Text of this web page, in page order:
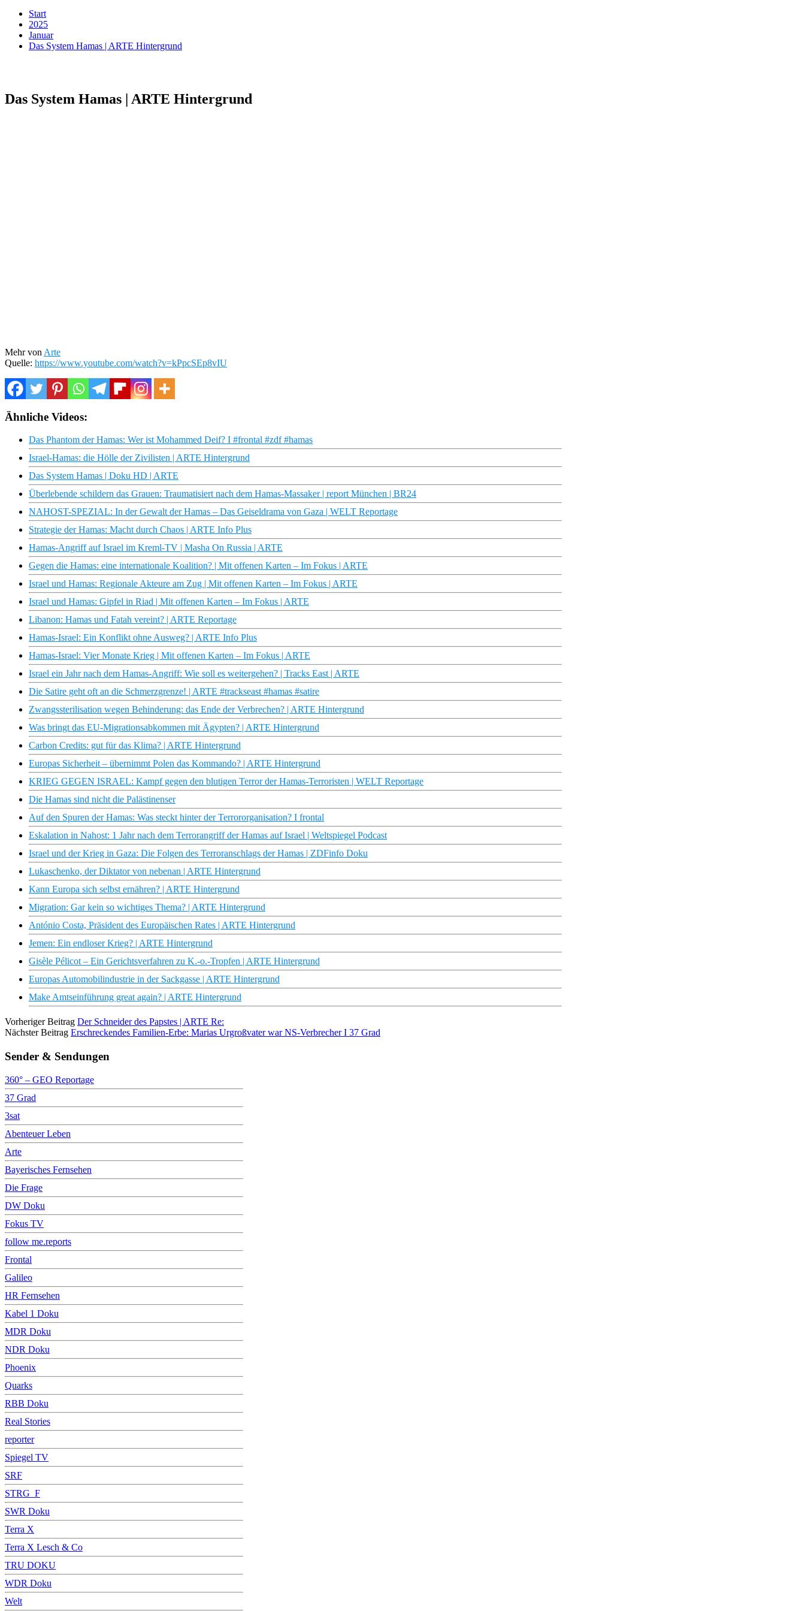
Start
2025
Januar
Das System Hamas | ARTE Hintergrund
Das System Hamas | ARTE Hintergrund
Mehr von Arte
Quelle: https://www.youtube.com/watch?v=kPpcSEp8vIU
Ähnliche Videos:
Das Phantom der Hamas: Wer ist Mohammed Deif? I #frontal #zdf #hamas
Israel-Hamas: die Hölle der Zivilisten | ARTE Hintergrund
Das System Hamas | Doku HD | ARTE
Überlebende schildern das Grauen: Traumatisiert nach dem Hamas-Massaker | report München | BR24
NAHOST-SPEZIAL: In der Gewalt der Hamas – Das Geiseldrama von Gaza | WELT Reportage
Strategie der Hamas: Macht durch Chaos | ARTE Info Plus
Hamas-Angriff auf Israel im Kreml-TV | Masha On Russia | ARTE
Gegen die Hamas: eine internationale Koalition? | Mit offenen Karten – Im Fokus | ARTE
Israel und Hamas: Regionale Akteure am Zug | Mit offenen Karten – Im Fokus | ARTE
Israel und Hamas: Gipfel in Riad | Mit offenen Karten – Im Fokus | ARTE
Libanon: Hamas und Fatah vereint? | ARTE Reportage
Hamas-Israel: Ein Konflikt ohne Ausweg? | ARTE Info Plus
Hamas-Israel: Vier Monate Krieg | Mit offenen Karten – Im Fokus | ARTE
Israel ein Jahr nach dem Hamas-Angriff: Wie soll es weitergehen? | Tracks East | ARTE
Die Satire geht oft an die Schmerzgrenze! | ARTE #trackseast #hamas #satire
Zwangssterilisation wegen Behinderung: das Ende der Verbrechen? | ARTE Hintergrund
Was bringt das EU-Migrationsabkommen mit Ägypten? | ARTE Hintergrund
Carbon Credits: gut für das Klima? | ARTE Hintergrund
Europas Sicherheit – übernimmt Polen das Kommando? | ARTE Hintergrund
KRIEG GEGEN ISRAEL: Kampf gegen den blutigen Terror der Hamas-Terroristen | WELT Reportage
Die Hamas sind nicht die Palästinenser
Auf den Spuren der Hamas: Was steckt hinter der Terrororganisation? I frontal
Eskalation in Nahost: 1 Jahr nach dem Terrorangriff der Hamas auf Israel | Weltspiegel Podcast
Israel und der Krieg in Gaza: Die Folgen des Terroranschlags der Hamas | ZDFinfo Doku
Lukaschenko, der Diktator von nebenan | ARTE Hintergrund
Kann Europa sich selbst ernähren? | ARTE Hintergrund
Migration: Gar kein so wichtiges Thema? | ARTE Hintergrund
António Costa, Präsident des Europäischen Rates | ARTE Hintergrund
Jemen: Ein endloser Krieg? | ARTE Hintergrund
Gisèle Pélicot – Ein Gerichtsverfahren zu K.-o.-Tropfen | ARTE Hintergrund
Europas Automobilindustrie in der Sackgasse | ARTE Hintergrund
Make Amtseinführung great again? | ARTE Hintergrund
Vorheriger Beitrag Der Schneider des Papstes | ARTE Re:
Nächster Beitrag Erschreckendes Familien-Erbe: Marias Urgroßvater war NS-Verbrecher I 37 Grad
Sender & Sendungen
360° – GEO Reportage
37 Grad
3sat
Abenteuer Leben
Arte
Bayerisches Fernsehen
Die Frage
DW Doku
Fokus TV
follow me.reports
Frontal
Galileo
HR Fernsehen
Kabel 1 Doku
MDR Doku
NDR Doku
Phoenix
Quarks
RBB Doku
Real Stories
reporter
Spiegel TV
SRF
STRG_F
SWR Doku
Terra X
Terra X Lesch & Co
TRU DOKU
WDR Doku
Welt